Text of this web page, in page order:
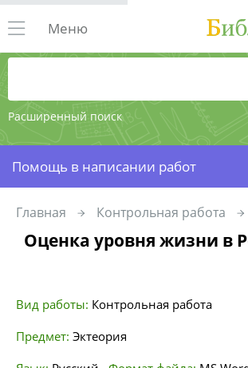
Расширенный поиск
Меню
Помощь в написании работ
Главная Контрольная работа
Оценка уровня жизни в
Вид работы: Контрольная работа
Предмет: Эктеория